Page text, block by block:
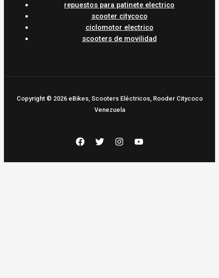
repuestos para patinete electrico
scooter citycoco
ciclomotor electrico
scooters de movilidad
Copyright © 2026 eBikes, Scooters Eléctricos, Rooder Citycoco
Venezuela